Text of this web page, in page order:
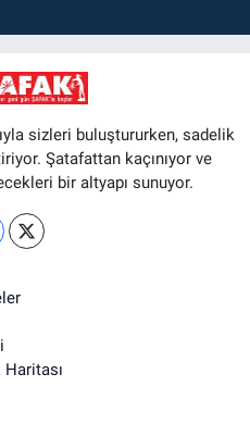
sizleri buluştururken, sadelik
Şatafattan kaçınıyor ve
bir altyapı sunuyor.